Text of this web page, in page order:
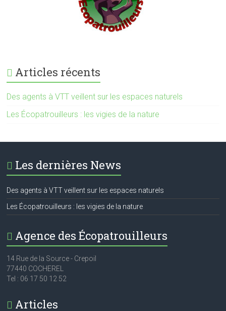
Articles récents
Des agents à VTT veillent sur les espaces naturels
Les Écopatrouilleurs : les vigies de la nature
Les dernières News
Des agents à VTT veillent sur les espaces naturels
Les Écopatrouilleurs : les vigies de la nature
Agence des Écopatrouilleurs
14 Rue de la Source - Crepoil
77440 COCHEREL
Tel : 06 17 50 12 52
Articles